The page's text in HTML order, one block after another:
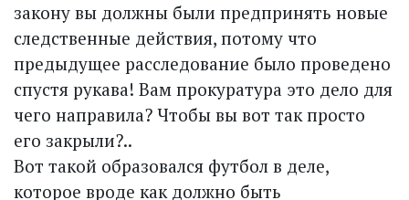
закону вы должны были предпринять новые
следственные действия, потому что
предыдущее расследование было проведено
спустя рукава! Вам прокуратура это дело для
чего направила? Чтобы вы вот так просто
его закрыли?..
Вот такой образовался футбол в деле,
которое вроде как должно быть